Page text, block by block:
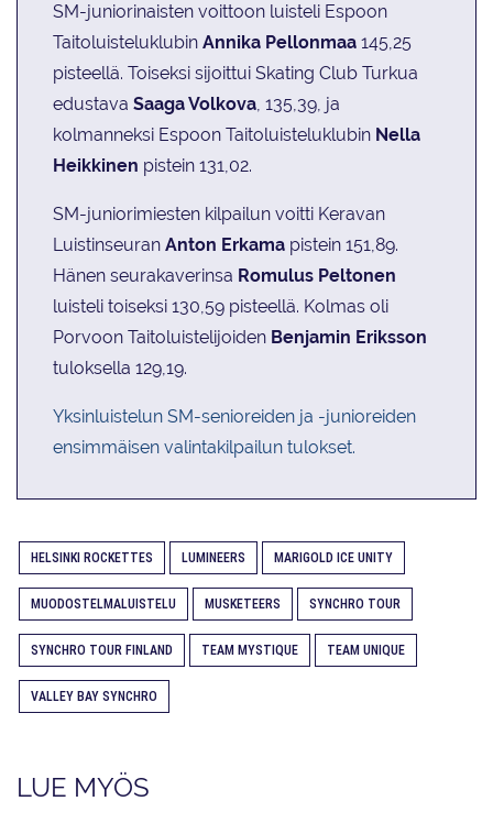
SM-juniorinaisten voittoon luisteli Espoon
Taitoluisteluklubin Annika Pellonmaa 145,25
pisteellä. Toiseksi sijoittui Skating Club Turkua
edustava Saaga Volkova, 135,39, ja
kolmanneksi Espoon Taitoluisteluklubin Nella
Heikkinen pistein 131,02.
SM-juniorimiesten kilpailun voitti Keravan
Luistinseuran Anton Erkama pistein 151,89.
Hänen seurakaverinsa Romulus Peltonen
luisteli toiseksi 130,59 pisteellä. Kolmas oli
Porvoon Taitoluistelijoiden Benjamin Eriksson
tuloksella 129,19.
Yksinluistelun SM-senioreiden ja -junioreiden
ensimmäisen valintakilpailun tulokset.
HELSINKI ROCKETTES LUMINEERS MARIGOLD ICE UNITY
MUODOSTELMALUISTELU MUSKETEERS SYNCHRO TOUR
SYNCHRO TOUR FINLAND TEAM MYSTIQUE TEAM UNIQUE
VALLEY BAY SYNCHRO
LUE MYÖS